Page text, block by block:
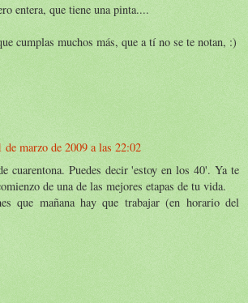
entera, que tiene una pinta....
cumplas muchos más, que a tí no se te notan, :)
de marzo de 2009 a las 22:02
cuarentona. Puedes decir 'estoy en los 40'. Ya te
de una de las mejores etapas de tu vida.
que mañana hay que trabajar (en horario del